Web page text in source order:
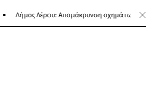
Δήμος Λέρου: Απομάκρυνση οχημάτων και